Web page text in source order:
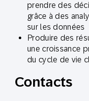
prendre des
grâce à des
sur les données
Produire des
une croissance
du cycle de vie
Contacts